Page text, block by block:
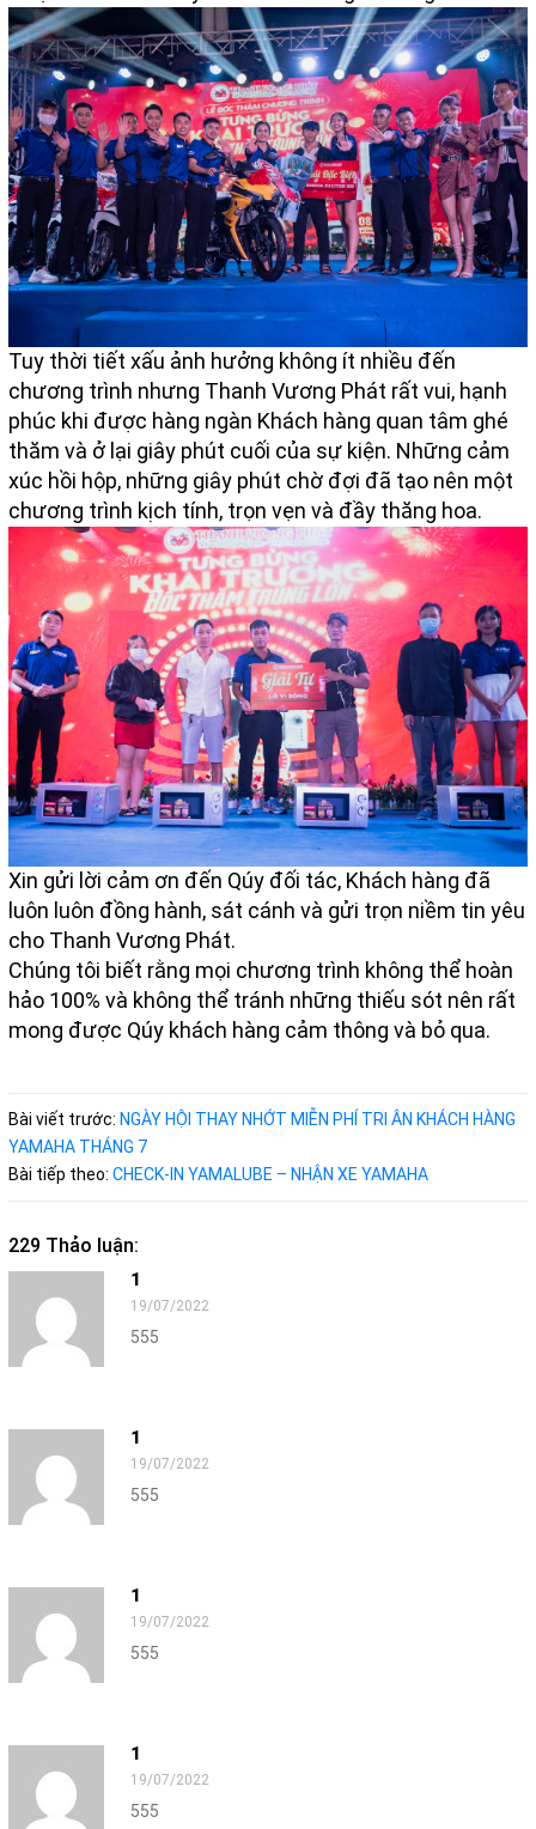
Tuy thời tiết xấu ảnh hưởng không ít nhiều đến
chương trình nhưng Thanh Vương Phát rất vui, hạnh
phúc khi được hàng ngàn Khách hàng quan tâm ghé
thăm và ở lại giây phút cuối của sự kiện. Những cảm
xúc hồi hộp, những giây phút chờ đợi đã tạo nên một
chương trình kịch tính, trọn vẹn và đầy thăng hoa.
Xin gửi lời cảm ơn đến Qúy đối tác, Khách hàng đã
luôn luôn đồng hành, sát cánh và gửi trọn niềm tin yêu
cho Thanh Vương Phát.
Chúng tôi biết rằng mọi chương trình không thể hoàn
hảo 100% và không thể tránh những thiếu sót nên rất
mong được Qúy khách hàng cảm thông và bỏ qua.
Bài viết trước: NGÀY HỘI THAY NHỚT MIỄN PHÍ TRI ÂN KHÁCH HÀNG
YAMAHA THÁNG 7
Bài tiếp theo: CHECK-IN YAMALUBE – NHẬN XE YAMAHA
229 Thảo luận:
1
19/07/2022
555
1
19/07/2022
555
1
19/07/2022
555
1
19/07/2022
555